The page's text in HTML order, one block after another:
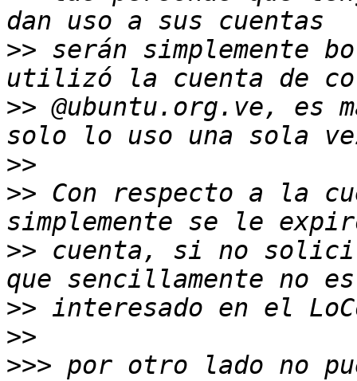
>> serán simplemente
>> @ubuntu.org.ve, es
>>
>> Con respecto a la
>> cuenta, si no
>>
>>
>>> por otro lado no